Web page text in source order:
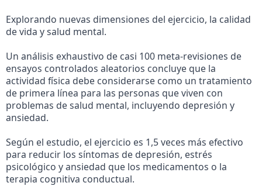
Explorando nuevas dimensiones del ejercicio, la calidad
de vida y salud mental.
Un análisis exhaustivo de casi 100 meta-revisiones de
ensayos controlados aleatorios concluye que la
actividad física debe considerarse como un tratamiento
de primera línea para las personas que viven con
problemas de salud mental, incluyendo depresión y
ansiedad.
Según el estudio, el ejercicio es 1,5 veces más efectivo
para reducir los síntomas de depresión, estrés
psicológico y ansiedad que los medicamentos o la
terapia cognitiva conductual.